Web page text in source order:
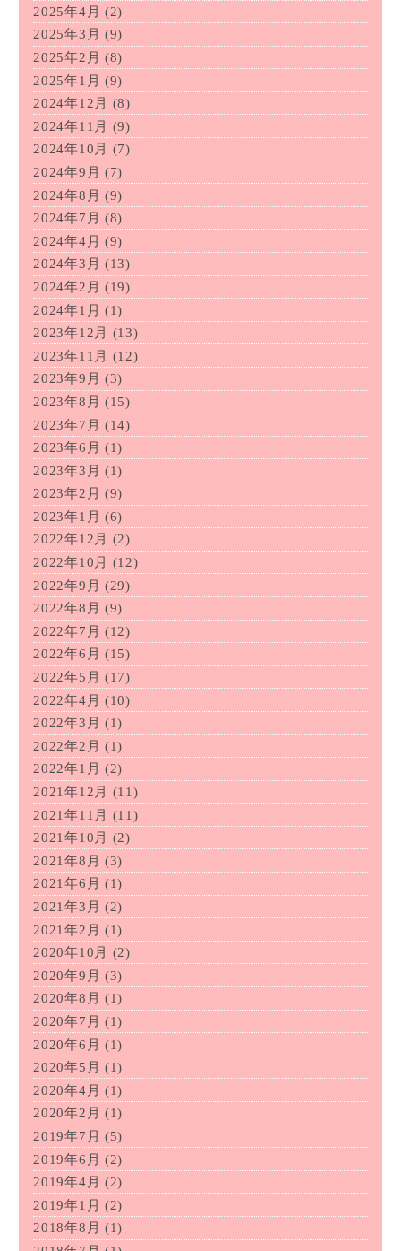
2025年4月 (2)
2025年3月 (9)
2025年2月 (8)
2025年1月 (9)
2024年12月
(8)
2024年11月
(9)
2024年10月
(7)
2024年9月 (7)
2024年8月 (9)
2024年7月 (8)
2024年4月 (9)
2024年3月 (13)
2024年2月 (19)
2024年1月 (1)
2023年12月
(13)
2023年11月
(12)
2023年9月 (3)
2023年8月 (15)
2023年7月 (14)
2023年6月 (1)
2023年3月 (1)
2023年2月 (9)
2023年1月 (6)
2022年12月
(2)
2022年10月
(12)
2022年9月 (29)
2022年8月 (9)
2022年7月 (12)
2022年6月 (15)
2022年5月 (17)
2022年4月 (10)
2022年3月 (1)
2022年2月 (1)
2022年1月 (2)
2021年12月
(11)
2021年11月 (11)
2021年10月
(2)
2021年8月 (3)
2021年6月 (1)
2021年3月 (2)
2021年2月 (1)
2020年10月
(2)
2020年9月 (3)
2020年8月 (1)
2020年7月 (1)
2020年6月 (1)
2020年5月 (1)
2020年4月 (1)
2020年2月 (1)
2019年7月 (5)
2019年6月 (2)
2019年4月 (2)
2019年1月 (2)
2018年8月 (1)